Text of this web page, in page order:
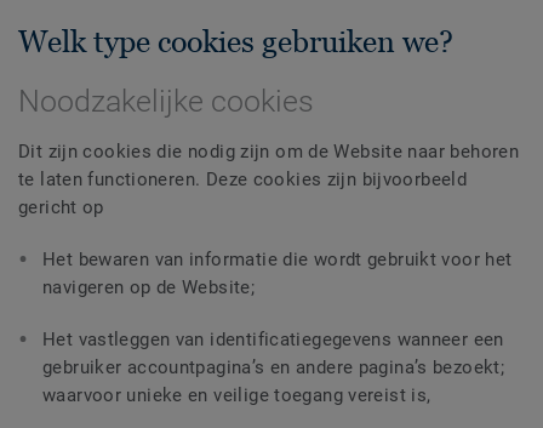
Welk type cookies gebruiken we?
Noodzakelijke cookies
Dit zijn cookies die nodig zijn om de Website naar behoren
te laten functioneren. Deze cookies zijn bijvoorbeeld
gericht op
Het bewaren van informatie die wordt gebruikt voor het
navigeren op de Website;
Het vastleggen van identificatiegegevens wanneer een
gebruiker accountpagina’s en andere pagina’s bezoekt;
waarvoor unieke en veilige toegang vereist is,